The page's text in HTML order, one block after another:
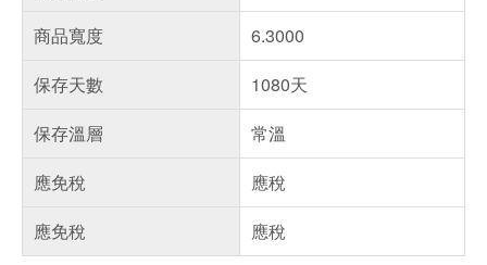
商品寬度
6.3000
保存天數
1080天
保存溫層
常溫
應免稅
應稅
應免稅
應稅